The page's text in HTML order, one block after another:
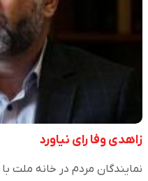
زاهدی وفا رای نیاورد
نمایندگان مردم در خانه ملت